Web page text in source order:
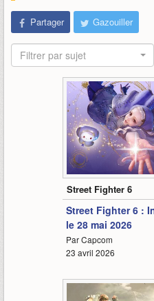
Partager Gazouiller
Filtrer par sujet
Street Fighter 6
Street Fighter 6 :
le 28 mai 2026
Par Capcom
23 avril 2026